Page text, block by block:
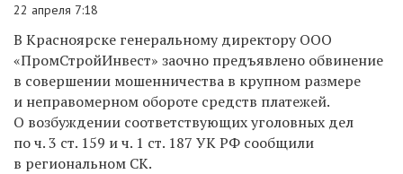
22 апреля 7:18
В Красноярске генеральному директору ООО
«ПромСтройИнвест» заочно предъявлено обвинение
в совершении мошенничества в крупном размере
и неправомерном обороте средств платежей.
О возбуждении соответствующих уголовных дел
поч. 3 ст. 159 и ч. 1 ст. 187 УК РФ сообщили
в региональном СК.